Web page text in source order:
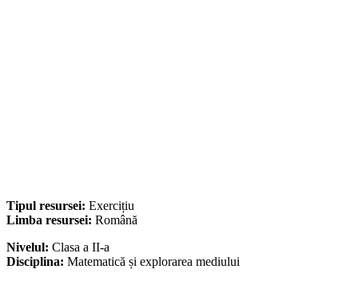
Tipul resursei: Exercițiu
Limba resursei: Română
Nivelul: Clasa a II-a
Disciplina: Matematică și explorarea mediului